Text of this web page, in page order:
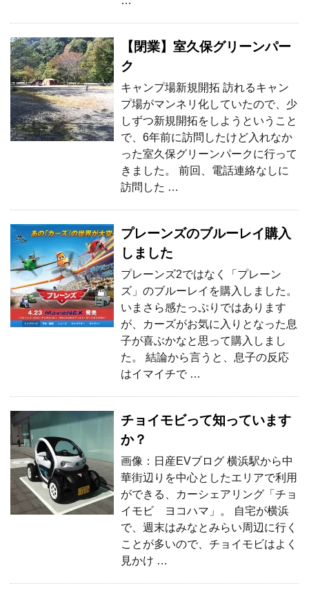
【閉業】室久保グリーンパー
ク
キャンプ場新規開拓 訪れるキャン
プ場がマンネリ化していたので、少
しずつ新規開拓をしようということ
で、6年前に訪問したけど入れなか
った室久保グリーンパークに行って
きました。 前回、電話連絡なしに
訪問した …
プレーンズのブルーレイ購入
しました
プレーンズ2ではなく「プレーン
ズ」のブルーレイを購入しました。
いまさら感たっぷりではあります
が、カーズがお気に入りとなった息
子が喜ぶかなと思って購入しまし
た。 結論から言うと、息子の反応
はイマイチで …
チョイモビって知っています
か？
画像：日産EVブログ 横浜駅から中
華街辺りを中心としたエリアで利用
ができる、カーシェアリング「チョ
イモビ ヨコハマ」。 自宅が横浜
で、週末はみなとみらい周辺に行く
ことが多いので、チョイモビはよく
見かけ …